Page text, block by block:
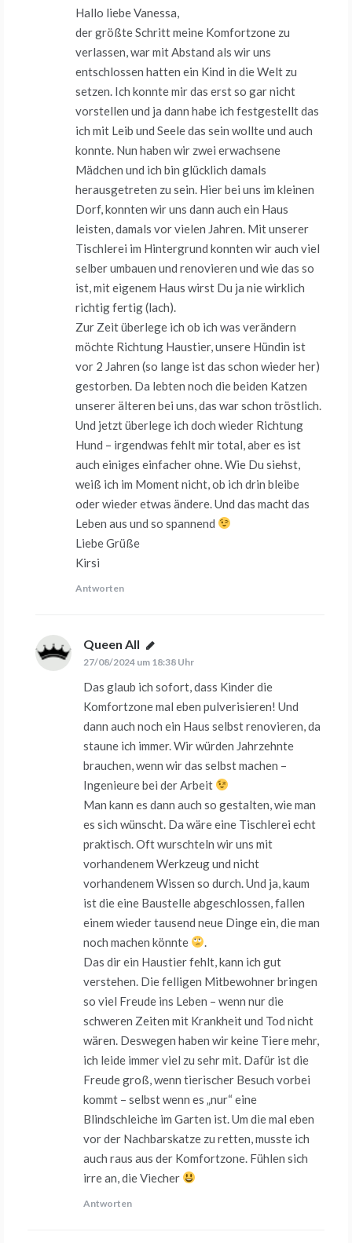
Hallo liebe Vanessa,
der größte Schritt meine Komfortzone zu
verlassen, war mit Abstand als wir uns
entschlossen hatten ein Kind in die Welt zu
setzen. Ich konnte mir das erst so gar nicht
vorstellen und ja dann habe ich festgestellt das
ich mit Leib und Seele das sein wollte und auch
konnte. Nun haben wir zwei erwachsene
Mädchen und ich bin glücklich damals
herausgetreten zu sein. Hier bei uns im kleinen
Dorf, konnten wir uns dann auch ein Haus
leisten, damals vor vielen Jahren. Mit unserer
Tischlerei im Hintergrund konnten wir auch viel
selber umbauen und renovieren und wie das so
ist, mit eigenem Haus wirst Du ja nie wirklich
richtig fertig (lach).
Zur Zeit überlege ich ob ich was verändern
möchte Richtung Haustier, unsere Hündin ist
vor 2 Jahren (so lange ist das schon wieder her)
gestorben. Da lebten noch die beiden Katzen
unserer älteren bei uns, das war schon tröstlich.
Und jetzt überlege ich doch wieder Richtung
Hund – irgendwas fehlt mir total, aber es ist
auch einiges einfacher ohne. Wie Du siehst,
weiß ich im Moment nicht, ob ich drin bleibe
oder wieder etwas ändere. Und das macht das
Leben aus und so spannend
Liebe Grüße
Kirsi
Antworten
Queen All sagt:
27/08/2024 um 18:38 Uhr
Das glaub ich sofort, dass Kinder die
Komfortzone mal eben pulverisieren! Und
dann auch noch ein Haus selbst renovieren, da
staune ich immer. Wir würden Jahrzehnte
brauchen, wenn wir das selbst machen –
Ingenieure bei der Arbeit
Man kann es dann auch so gestalten, wie man
es sich wünscht. Da wäre eine Tischlerei echt
praktisch. Oft wurschteln wir uns mit
vorhandenem Werkzeug und nicht
vorhandenem Wissen so durch. Und ja, kaum
ist die eine Baustelle abgeschlossen, fallen
einem wieder tausend neue Dinge ein, die man
noch machen könnte
.
Das dir ein Haustier fehlt, kann ich gut
verstehen. Die felligen Mitbewohner bringen
so viel Freude ins Leben – wenn nur die
schweren Zeiten mit Krankheit und Tod nicht
wären. Deswegen haben wir keine Tiere mehr,
ich leide immer viel zu sehr mit. Dafür ist die
Freude groß, wenn tierischer Besuch vorbei
kommt – selbst wenn es „nur“ eine
Blindschleiche im Garten ist. Um die mal eben
vor der Nachbarskatze zu retten, musste ich
auch raus aus der Komfortzone. Fühlen sich
irre an, die Viecher
Antworten